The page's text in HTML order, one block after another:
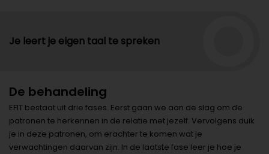
Je leert je eigen taal te spreken
De behandeling
EFIT bestaat uit drie fases. Eerst gaan we aan de slag om de
patronen te herkennen in de relatie met jezelf. Vervolgens duik
je in deze patronen, om erachter te komen wat je
verwachtingen daarvan zijn. In de laatste fase leer je hoe je